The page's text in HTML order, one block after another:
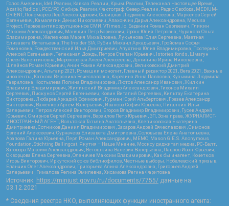
Голос Америки, Idel.Реалии, Кавказ.Реалии, Крым.Реалии, Телеканал Настоящее Время,
Azatliq Radiosi, PCE/PC, Сибирь.Реалии, Фактограф, Север.Реалии, Радио Свобода, MEDIUM-
ORIENT, Пономарев Лев Александрович, Савицкая Людмила Алексеевна, Маркелов Сергей
Евгеньевич, Камалягин Денис Николаевич, Апахончич Дарья Александровна, Medusa
Project, Первое антикоррупционное СМИ, VTimes.io, Баданин Роман Сергеевич, Гликин
Максим Александрович, Маняхин Петр Борисович, Ярош Юлия Петровна, Чуракова Ольга
Владимировна, Железнова Мария Михайловна, Лукьянова Юлия Сергеевна, Маетная
Елизавета Витальевна, The Insider SIA, Рубин Михаил Аркадьевич, Гройсман Софья
Романовна, Рождественский Илья Дмитриевич, Апухтина Юлия Владимировна, Постернак
Алексей Евгеньевич, Телеканал Дождь, Петров Степан Юрьевич, Istories fonds, Шмагун
Олеся Валентиновна, Мароховская Алеся Алексеевна, Долинина Ирина Николаевна,
Шлейнов Роман Юрьевич, Анин Роман Александрович, Великовский Дмитрий
Александрович, Альтаир 2021, Ромашки монолит, Главный редактор 2021, Вега 2021, Важные
иноагенты, Каткова Вероника Вячеславовна, Карезина Инна Павловна, Кузьмина Людмила
Гавриловна, Костылева Полина Владимировна, Лютов Александр Иванович, Жилкин
Владимир Владимирович, Жилинский Владимир Александрович, Тихонов Михаил
Сергеевич, Пискунов Сергей Евгеньевич, Ковин Виталий Сергеевич, Кильтау Екатерина
Викторовна, Любарев Аркадий Ефимович, Гурман Юрий Альбертович, Грезев Александр
Викторович, Важенков Артем Валерьевич, Иванова София Юрьевна, Пигалкин Илья
Валерьевич, Петров Алексей Викторович, Егоров Владимир Владимирович, Гусев Андрей
Юрьевич, Смирнов Сергей Сергеевич, Верзилов Петр Юрьевич, ЗП, Зона права, ЖУРНАЛИСТ-
ИНОСТРАННЫЙ АГЕНТ, Вольтская Татьяна Анатольевна, Клепиковская Екатерина
Дмитриевна, Сотников Даниил Владимирович, Захаров Андрей Вячеславович, Симонов
Евгений Алексеевич, Сурначева Елизавета Дмитриевна, Соловьева Елена Анатольевна,
Арапова Галина Юрьевна, Перл Роман Александрович, МЕМО, Mason G.E.S. Anonymous
Foundation, Stichting Bellingcat, Якутия – Наше Мнение, Москоу диджитал медиа, РС-Балт,
Заговора Максим Александрович, Ветошкина Валерия Валерьевна, Павлов Иван Юрьевич,
Скворцова Елена Сергеевна, Оленичев Максим Владимирович, Как бы инагент, Кочетков
Игорь Викторович, Иркутский союз библиофилов, Честные выборы, Нобелевский призыв,
Еланчик Олег Александрович, Григорьева Алина Александровна, Григорьев Андрей
Валерьевич , Гималова Регина Эмилевна, Хисамова Регина Фаритовна
Источник: https://minjust.gov.ru/ru/documents/7755/ данные на
03.12.2021
* Сведения реестра НКО, выполняющих функции иностранного агента: